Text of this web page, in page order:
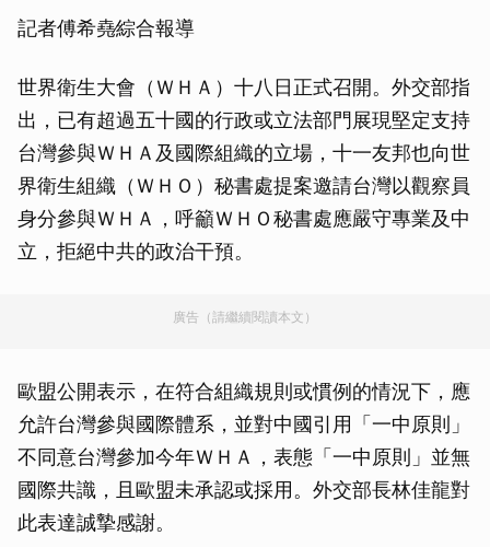
記者傅希堯∕綜合報導
世界衛生大會（ＷＨＡ）十八日正式召開。外交部指
出，已有超過五十國的行政或立法部門展現堅定支持
台灣參與ＷＨＡ及國際組織的立場，十一友邦也向世
界衛生組織（ＷＨＯ）秘書處提案邀請台灣以觀察員
身分參與ＷＨＡ，呼籲ＷＨＯ秘書處應嚴守專業及中
立，拒絕中共的政治干預。
廣告（請繼續閱讀本文）
歐盟公開表示，在符合組織規則或慣例的情況下，應
允許台灣參與國際體系，並對中國引用「一中原則」
不同意台灣參加今年ＷＨＡ，表態「一中原則」並無
國際共識，且歐盟未承認或採用。外交部長林佳龍對
此表達誠摯感謝。